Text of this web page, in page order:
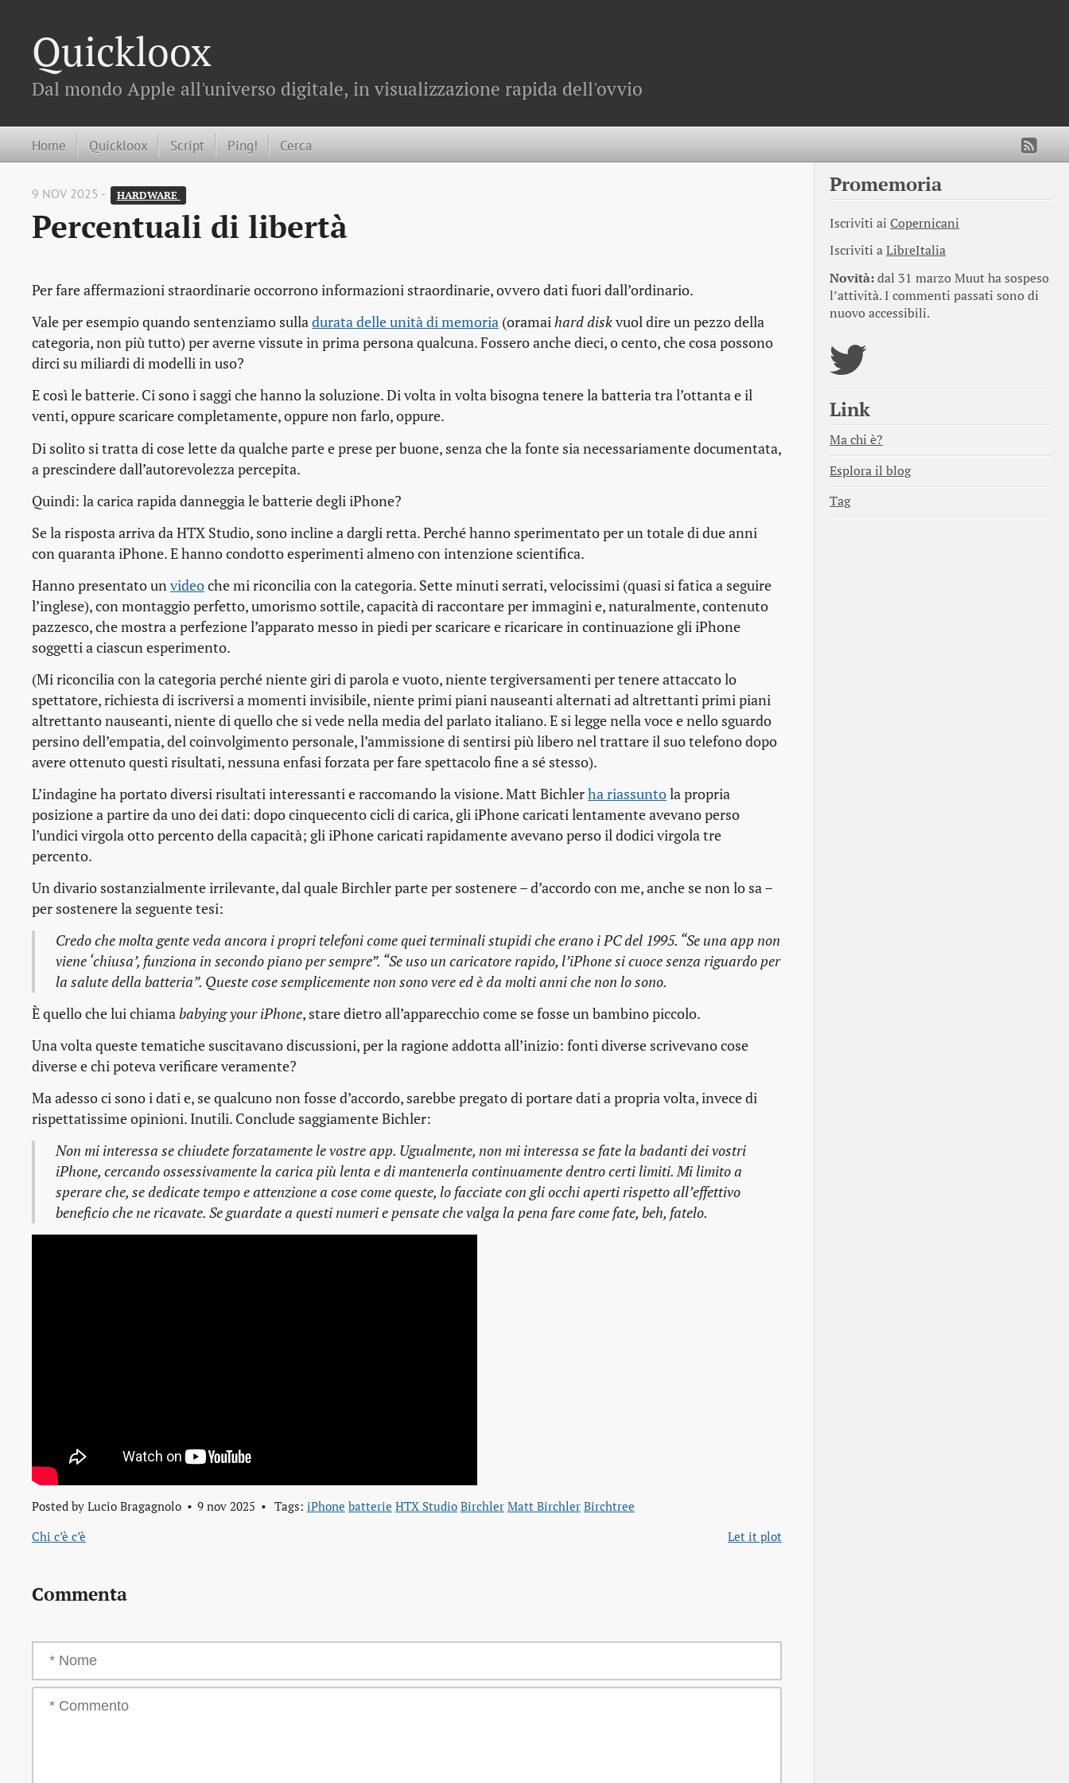
Quickloox
Dal mondo Apple all'universo digitale, in visualizzazione rapida dell'ovvio
Home Quickloox Script Ping! Cerca
9 NOV 2025 - HARDWARE
Percentuali di libertà
Per fare affermazioni straordinarie occorrono informazioni straordinarie, ovvero dati fuori dall’ordinario.
Vale per esempio quando sentenziamo sulladurata delle unità di memoria (oramaihard diskvuol dire un pezzo della
categoria, non più tutto) per averne vissute in prima persona qualcuna. Fossero anche dieci, o cento, che cosa possono
dirci su miliardi di modelli in uso?
E così le batterie. Ci sono i saggi che hanno la soluzione. Di volta in volta bisogna tenere la batteria tra l’ottanta e il
venti, oppure scaricare completamente, oppure non farlo, oppure.
Di solito si tratta di cose lette da qualche parte e prese per buone, senza che la fonte sia necessariamente documentata,
a prescindere dall’autorevolezza percepita.
Quindi: la carica rapida danneggia le batterie degli iPhone?
Se la risposta arriva da HTX Studio, sono incline a dargli retta. Perché hanno sperimentato per un totale di due anni
con quaranta iPhone. E hanno condotto esperimenti almeno con intenzione scientifica.
Hanno presentato unvideoche mi riconcilia con la categoria. Sette minuti serrati, velocissimi (quasi si fatica a seguire
l’inglese), con montaggio perfetto, umorismo sottile, capacità di raccontare per immagini e, naturalmente, contenuto
pazzesco, che mostra a perfezione l’apparato messo in piedi per scaricare e ricaricare in continuazione gli iPhone
soggetti a ciascun esperimento.
(Mi riconcilia con la categoria perché niente giri di parola e vuoto, niente tergiversamenti per tenere attaccato lo
spettatore, richiesta di iscriversi a momenti invisibile, niente primi piani nauseanti alternati ad altrettanti primi piani
altrettanto nauseanti, niente di quello che si vede nella media del parlato italiano. E si legge nella voce e nello sguardo
persino dell’empatia, del coinvolgimento personale, l’ammissione di sentirsi più libero nel trattare il suo telefono dopo
avere ottenuto questi risultati, nessuna enfasi forzata per fare spettacolo fine a sé stesso).
L’indagine ha portato diversi risultati interessanti e raccomando la visione. Matt Bichlerha riassuntola propria
posizione a partire da uno dei dati: dopo cinquecento cicli di carica, gli iPhone caricati lentamente avevano perso
l’undici virgola otto percento della capacità; gli iPhone caricati rapidamente avevano perso il dodici virgola tre
percento.
Un divario sostanzialmente irrilevante, dal quale Birchler parte per sostenere – d’accordo con me, anche se non lo sa –
per sostenere la seguente tesi:
Credo che molta gente veda ancora i propri telefoni come quei terminali stupidi che erano i PC del 1995. “Se una app non
viene ‘chiusa’, funziona in secondo piano per sempre”. “Se uso un caricatore rapido, l’iPhone si cuoce senza riguardo per
la salute della batteria”. Queste cose semplicemente non sono vere ed è da molti anni che non lo sono.
È quello che lui chiamababying your iPhone, stare dietro all’apparecchio come se fosse un bambino piccolo.
Una volta queste tematiche suscitavano discussioni, per la ragione addotta all’inizio: fonti diverse scrivevano cose
diverse e chi poteva verificare veramente?
Ma adesso ci sono i dati e, se qualcuno non fosse d’accordo, sarebbe pregato di portare dati a propria volta, invece di
rispettatissime opinioni. Inutili. Conclude saggiamente Bichler:
Non mi interessa se chiudete forzatamente le vostre app. Ugualmente, non mi interessa se fate la badanti dei vostri
iPhone, cercando ossessivamente la carica più lenta e di mantenerla continuamente dentro certi limiti. Mi limito a
sperare che, se dedicate tempo e attenzione a cose come queste, lo facciate con gli occhi aperti rispetto all’effettivo
beneficio che ne ricavate. Se guardate a questi numeri e pensate che valga la pena fare come fate, beh, fatelo.
Posted by Lucio Bragagnolo 9 nov 2025 Tags: iPhone batterie HTX Studio Birchler Matt Birchler Birchtree
Chi c’è c’è
Let it plot
Commenta
Promemoria
Iscriviti ai Copernicani
Iscriviti aLibreItalia
Novità:dal 31 marzo Muut ha sospeso
l’attività. I commenti passati sono di
nuovo accessibili.
Link
Ma chi è?
Esplora il blog
Tag